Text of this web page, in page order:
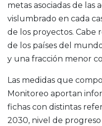
metas asociadas de las
vislumbrado en cada
de los proyectos. Cabe
de los países del
y una fracción menor
Las medidas que
Monitoreo aportan
fichas con distintas
2030, nivel de